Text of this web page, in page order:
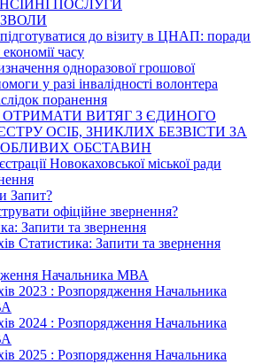
ПОСЛУГИ
до візиту в ЦНАП: поради
економії часу
одноразової грошової
у разі інвалідності волонтера
поранення
ОТРИМАТИ ВИТЯГ З ЄДИНОГО
ОСІБ, ЗНИКЛИХ БЕЗВІСТИ ЗА
ОБСТАВИН
Новокаховської міської ради
Запит?
офіційне звернення?
Запити та звернення
Статистика: Запити та звернення
Начальника МВА
2023 : Розпорядження Начальника
2024 : Розпорядження Начальника
2025 : Розпорядження Начальника